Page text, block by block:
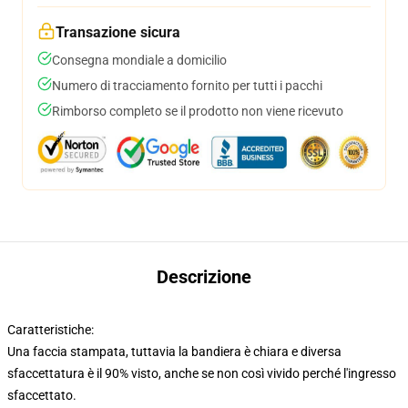
Transazione sicura
Consegna mondiale a domicilio
Numero di tracciamento fornito per tutti i pacchi
Rimborso completo se il prodotto non viene ricevuto
Descrizione
Caratteristiche:
Una faccia stampata, tuttavia la bandiera è chiara e diversa
sfaccettatura è il 90% visto, anche se non così vivido perché l'ingresso
sfaccettato.